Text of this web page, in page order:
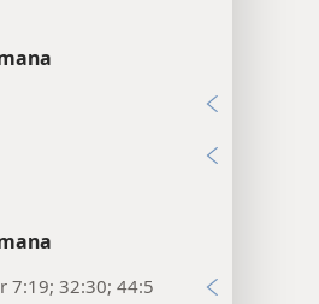
7:19; 32:30; 44:5